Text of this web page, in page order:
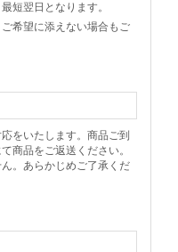
短翌日となります。
希望に添えない場合もご
をいたします。商品ご到
商品をご返送ください。
。あらかじめご了承くだ